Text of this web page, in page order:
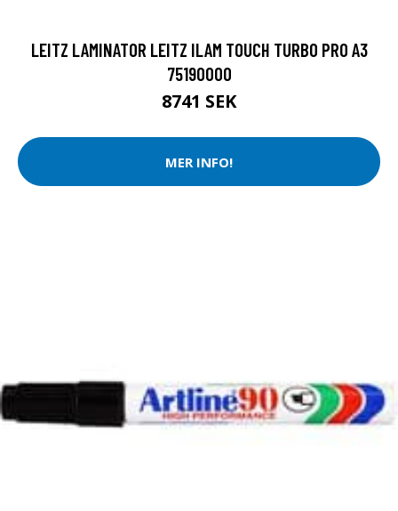
LEITZ LAMINATOR LEITZ ILAM TOUCH TURBO PRO A3
75190000
8741 SEK
MER INFO!